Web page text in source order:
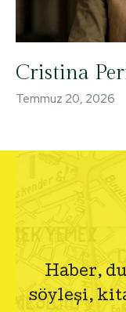
Cristina
Temmuz 20, 2026
Haber,
söyleşi,